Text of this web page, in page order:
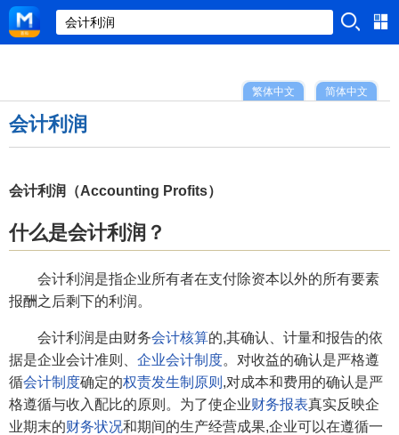
简体中文
繁体中文
会计利润
会计利润（Accounting Profits）
什么是会计利润？
会计利润是指企业所有者在支付除资本以外的所有要素
报酬之后剩下的利润。
会计利润是由财务会计核算的,其确认、计量和报告的依
据是企业会计准则、 企业会计制度。对收益的确认是严格遵
循会计制度确定的权责发生制原则 ,对成本和费用的确认是严
格遵循与收入配比的原则。为了使企业财务报表真实反映企
业期末的财务状况和期间的生产经营成果,企业可以在遵循一